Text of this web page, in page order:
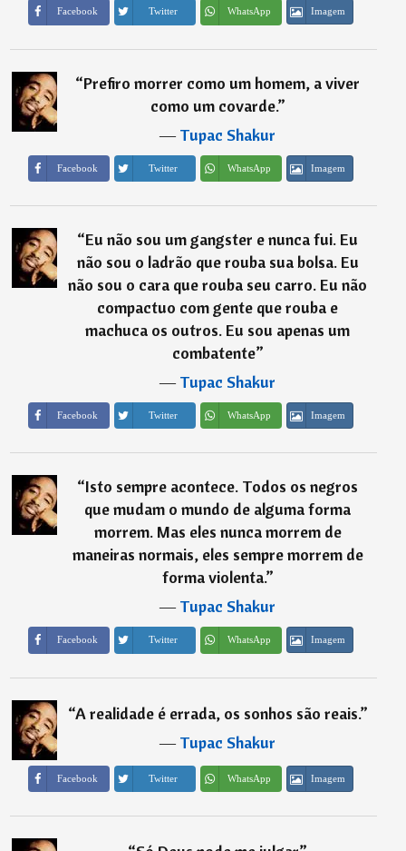
Facebook Twitter WhatsApp Imagem
“Prefiro morrer como um homem, a viver
como um covarde.”
―Tupac Shakur
Facebook Twitter WhatsApp Imagem
“Eu não sou um gangster e nunca fui. Eu
não sou o ladrão que rouba sua bolsa. Eu
não sou o cara que rouba seu carro. Eu não
compactuo com gente que rouba e
machuca os outros. Eu sou apenas um
combatente”
―Tupac Shakur
Facebook Twitter WhatsApp Imagem
“Isto sempre acontece. Todos os negros
que mudam o mundo de alguma forma
morrem. Mas eles nunca morrem de
maneiras normais, eles sempre morrem de
forma violenta.”
―Tupac Shakur
Facebook Twitter WhatsApp Imagem
“A realidade é errada, os sonhos são reais.”
―Tupac Shakur
Facebook Twitter WhatsApp Imagem